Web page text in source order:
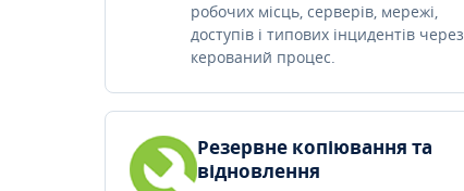
робочих місць, серверів, мережі,
доступів і типових інцидентів через
керований процес.
Резервне копіювання та
відновлення